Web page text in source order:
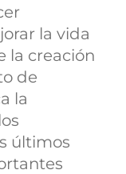
la vida
la creación
de
la
últimos